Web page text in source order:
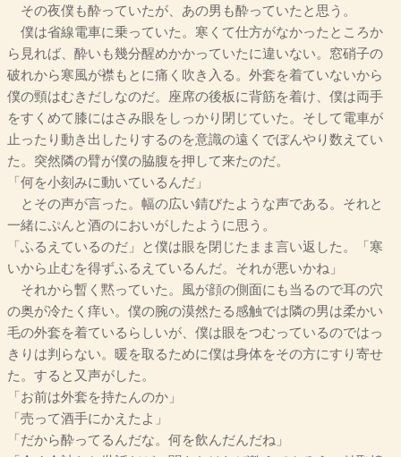
その夜僕も酔っていたが、あの男も酔っていたと思う。
僕は省線電車に乗っていた。寒くて仕方がなかったところか
ら見れば、酔いも幾分醒めかかっていたに違いない。窓硝子の
破れから寒風が襟もとに痛く吹き入る。外套を着ていないから
僕の頸はむきだしなのだ。座席の後板に背筋を着け、僕は両手
をすくめて膝にはさみ眼をしっかり閉じていた。そして電車が
止ったり動き出したりするのを意識の遠くでぼんやり数えてい
た。突然隣の臂が僕の脇腹を押して来たのだ。
「何を小刻みに動いているんだ」
とその声が言った。幅の広い錆びたような声である。それと
一緒にぷんと酒のにおいがしたように思う。
「ふるえているのだ」と僕は眼を閉じたまま言い返した。「寒
いから止むを得ずふるえているんだ。それが悪いかね」
それから暫く黙っていた。風が顔の側面にも当るので耳の穴
の奥が冷たく痒い。僕の腕の漠然たる感触では隣の男は柔かい
毛の外套を着ているらしいが、僕は眼をつむっているのではっ
きりは判らない。暖を取るために僕は身体をその方にすり寄せ
た。すると又声がした。
「お前は外套を持たんのか」
「売って酒手にかえたよ」
「だから酔ってるんだな。何を飲んだんだね」